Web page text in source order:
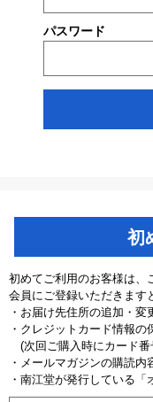
パスワード
初
初めてご利用のお客様は、
会員にご登録いただきます
・お届け先住所の追加・変
・クレジットカード情報の
(次回ご購入時にカード番
・メールマガジンの購読内
・南江堂が発行している